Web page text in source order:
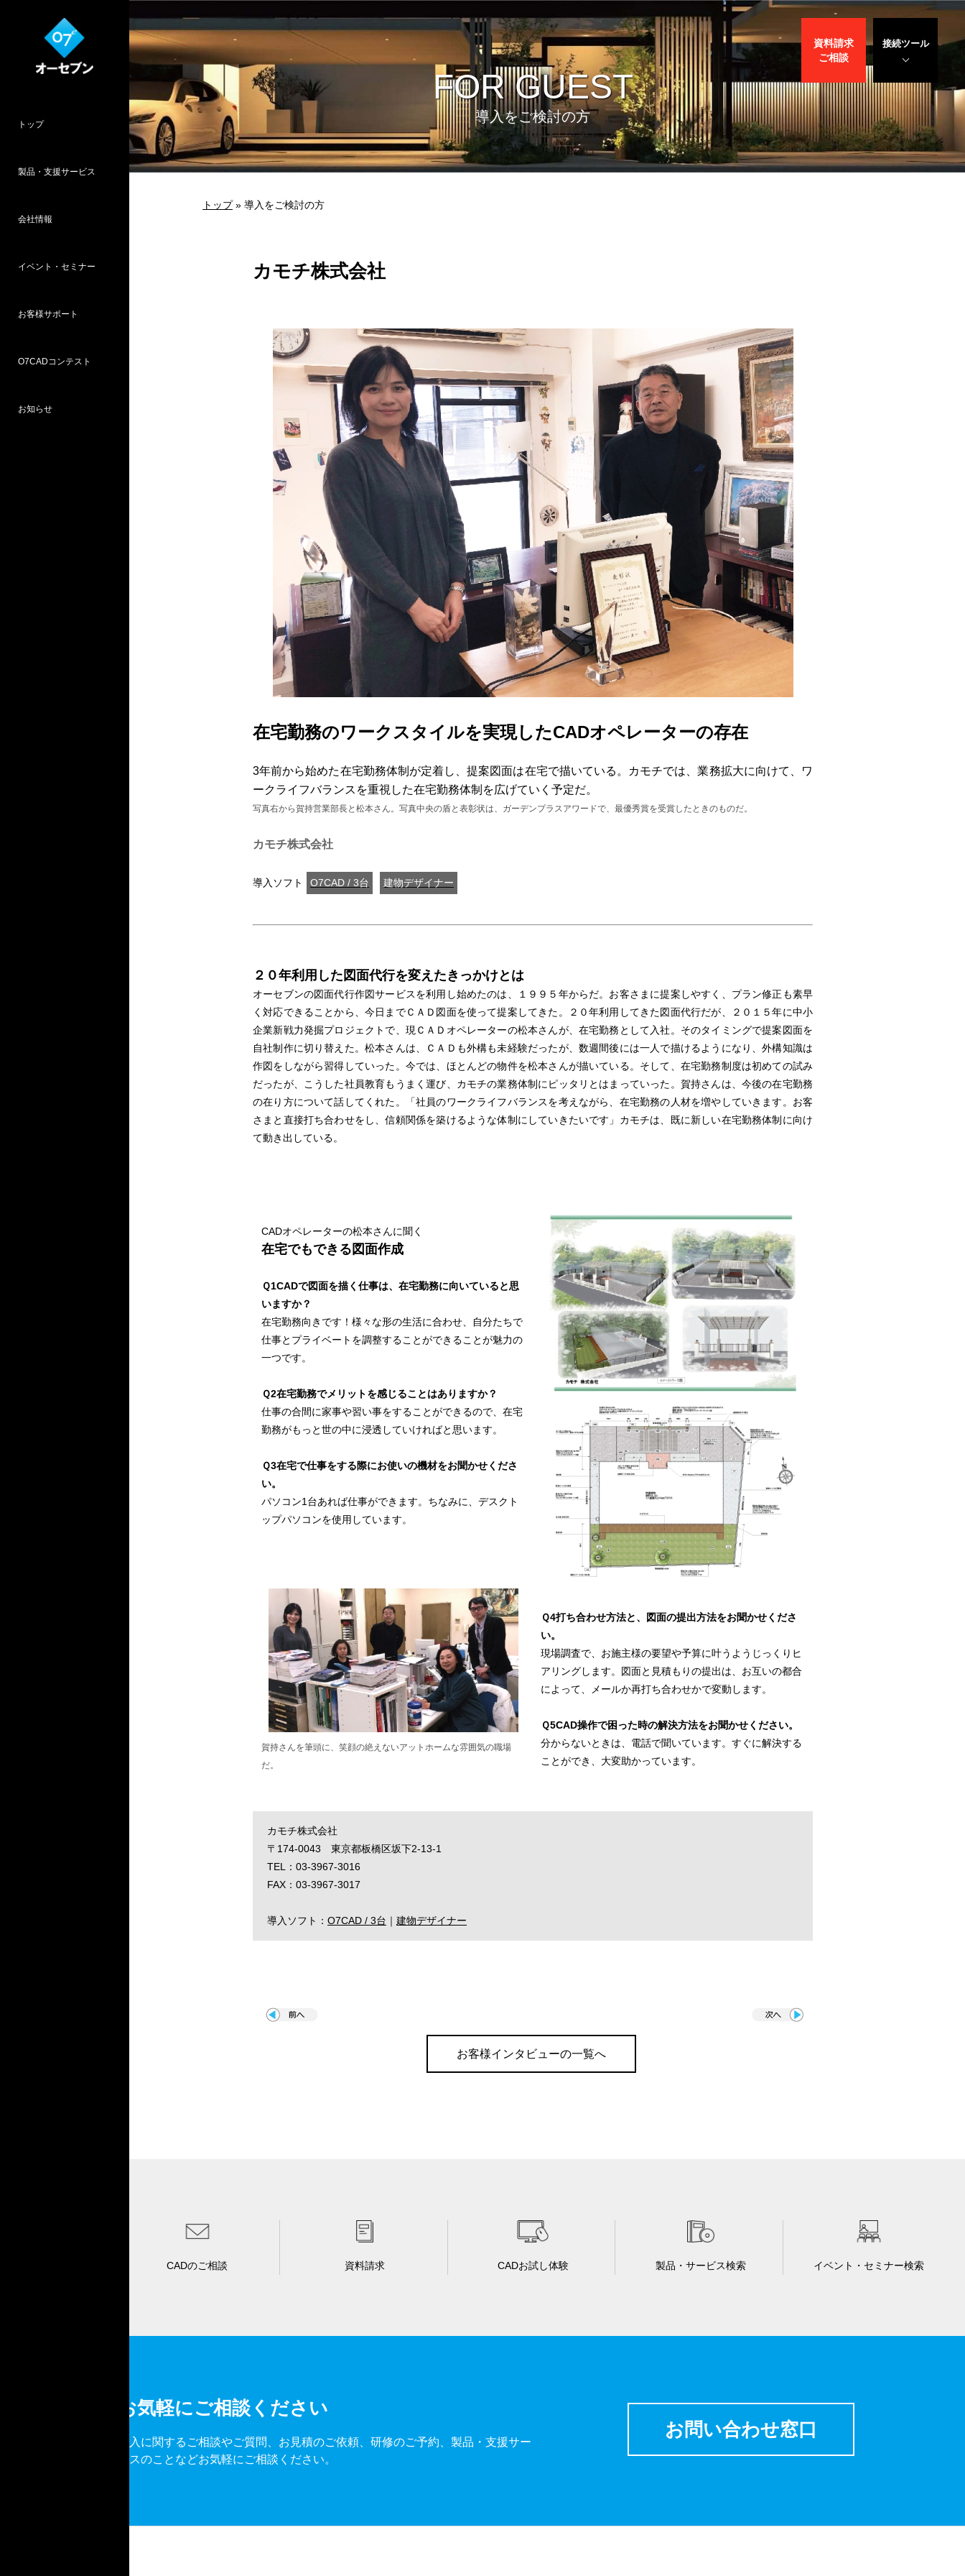
トップ
製品・支援サービス
パース作品集
お客様インタビュー
推奨システム環境
会社情報
イベント・セミナー
お客様サポート
O7CADコンテスト
第18回 受賞作品
第16回 応募サイト
第15回 受賞作品
お知らせ
接続ツール
遠隔サポート
WEBデモ
サポート
資料請求
ご相談
FOR GUEST
導入をご検討の方
トップ» 導入をご検討の方
カモチ株式会社
在宅勤務のワークスタイルを実現したCADオペレーターの存在
3年前から始めた在宅勤務体制が定着し、提案図面は在宅で描いている。カモチでは、業務拡大に向けて、ワ
ークライフバランスを重視した在宅勤務体制を広げていく予定だ。
写真右から賀持営業部長と松本さん。写真中央の盾と表彰状は、ガーデンプラスアワードで、最優秀賞を受賞したときのものだ。
カモチ株式会社
導入ソフト O7CAD / 3台 建物デザイナー
２０年利用した図面代行を変えたきっかけとは
オーセブンの図面代行作図サービスを利用し始めたのは、１９９５年からだ。お客さまに提案しやすく、プラン修正も素早
く対応できることから、今日までＣＡＤ図面を使って提案してきた。２０年利用してきた図面代行だが、２０１５年に中小
企業新戦力発掘プロジェクトで、現ＣＡＤオペレーターの松本さんが、在宅勤務として入社。そのタイミングで提案図面を
自社制作に切り替えた。松本さんは、ＣＡＤも外構も未経験だったが、数週間後には一人で描けるようになり、外構知識は
作図をしながら習得していった。今では、ほとんどの物件を松本さんが描いている。そして、在宅勤務制度は初めての試み
だったが、こうした社員教育もうまく運び、カモチの業務体制にピッタリとはまっていった。賀持さんは、今後の在宅勤務
の在り方について話してくれた。「社員のワークライフバランスを考えながら、在宅勤務の人材を増やしていきます。お客
さまと直接打ち合わせをし、信頼関係を築けるような体制にしていきたいです」カモチは、既に新しい在宅勤務体制に向け
て動き出している。
CADオペレーターの松本さんに聞く
在宅でもできる図面作成
Ｑ1CADで図面を描く仕事は、在宅勤務に向いていると思
いますか？
在宅勤務向きです！様々な形の生活に合わせ、自分たちで
仕事とプライベートを調整することができることが魅力の
一つです。
Ｑ2在宅勤務でメリットを感じることはありますか？
仕事の合間に家事や習い事をすることができるので、在宅
勤務がもっと世の中に浸透していければと思います。
Ｑ3在宅で仕事をする際にお使いの機材をお聞かせくださ
い。
パソコン1台あれば仕事ができます。ちなみに、デスクト
ップパソコンを使用しています。
賀持さんを筆頭に、笑顔の絶えないアットホームな雰囲気の職場
だ。
Ｑ4打ち合わせ方法と、図面の提出方法をお聞かせくださ
い。
現場調査で、お施主様の要望や予算に叶うようじっくりヒ
アリングします。図面と見積もりの提出は、お互いの都合
によって、メールか再打ち合わせかで変動します。
Ｑ5CAD操作で困った時の解決方法をお聞かせください。
分からないときは、電話で聞いています。すぐに解決する
ことができ、大変助かっています。
カモチ株式会社
〒174-0043 東京都板橋区坂下2-13-1
TEL：03-3967-3016
FAX：03-3967-3017
導入ソフト： O7CAD / 3台 ｜ 建物デザイナー
お客様インタビューの一覧へ
CADのご相談 資料請求 CADお試し体験 製品・サービス検索 イベント・セミナー検索
お気軽にご相談ください
導入に関するご相談やご質問、お見積のご依頼、研修のご予約、製品・支援サー
ビスのことなどお気軽にご相談ください。
お問い合わせ窓口